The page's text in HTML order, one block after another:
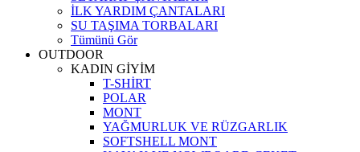
İLK YARDIM ÇANTALARI
SU TAŞIMA TORBALARI
Tümünü Gör
OUTDOOR
KADIN GİYİM
T-SHİRT
POLAR
MONT
YAĞMURLUK VE RÜZGARLIK
SOFTSHELL MONT